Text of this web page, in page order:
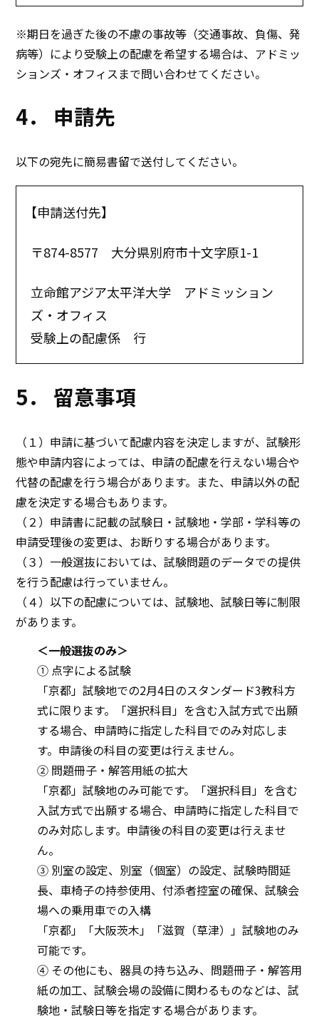
※期日を過ぎた後の不慮の事故等（交通事故、負傷、発
病等）により受験上の配慮を希望する場合は、アドミッ
ションズ・オフィスまで問い合わせてください。
4． 申請先
以下の宛先に簡易書留で送付してください。
【申請送付先】
〒874-8577 大分県別府市十文字原1-1
立命館アジア太平洋大学 アドミッション
ズ・オフィス
受験上の配慮係 行
5． 留意事項
（１）申請に基づいて配慮内容を決定しますが、試験形
態や申請内容によっては、申請の配慮を行えない場合や
代替の配慮を行う場合があります。また、申請以外の配
慮を決定する場合もあります。
（２）申請書に記載の試験日・試験地・学部・学科等の
申請受理後の変更は、お断りする場合があります。
（３）一般選抜においては、試験問題のデータでの提供
を行う配慮は行っていません。
（４）以下の配慮については、試験地、試験日等に制限
があります。
＜一般選抜のみ＞
① 点字による試験
「京都」試験地での2月4日のスタンダード3教科方
式に限ります。「選択科目」を含む入試方式で出願
する場合、申請時に指定した科目でのみ対応しま
す。申請後の科目の変更は行えません。
② 問題冊子・解答用紙の拡大
「京都」試験地のみ可能です。「選択科目」を含む
入試方式で出願する場合、申請時に指定した科目で
のみ対応します。申請後の科目の変更は行えませ
ん。
③ 別室の設定、別室（個室）の設定、試験時間延
長、車椅子の持参使用、付添者控室の確保、試験会
場への乗用車での入構
「京都」「大阪茨木」「滋賀（草津）」試験地のみ
可能です。
④ その他にも、器具の持ち込み、問題冊子・解答用
紙の加工、試験会場の設備に関わるものなどは、試
験地・試験日等を指定する場合があります。